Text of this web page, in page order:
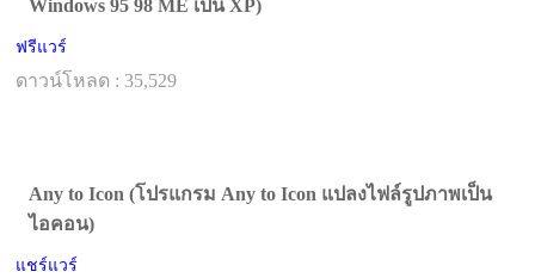
Windows 95 98 ME เป็น XP)
ฟรีแวร์
ดาวน์โหลด : 35,529
Any to Icon (โปรแกรม Any to Icon แปลงไฟล์รูปภาพเป็น
ไอคอน)
แชร์แวร์